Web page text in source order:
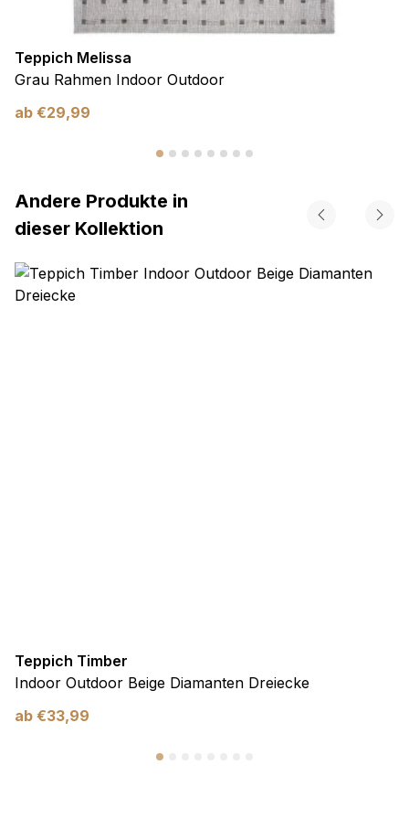
Teppich Melissa
Grau Rahmen Indoor Outdoor
ab €29,99
Andere Produkte in
dieser Kollektion
Teppich Timber
Indoor Outdoor Beige Diamanten Dreiecke
ab €33,99